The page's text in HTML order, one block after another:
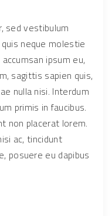
sed vestibulum
neque molestie
ipsum eu,
sagittis sapien quis,
nulla nisi. Interdum
primis in faucibus.
non placerat lorem.
ac, tincidunt
posuere eu dapibus